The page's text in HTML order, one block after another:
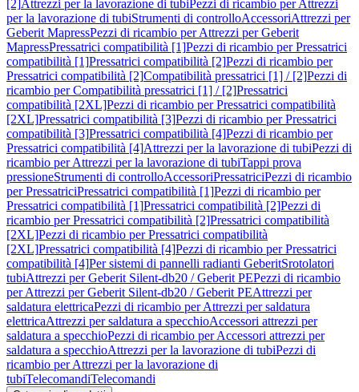
[2]Attrezzi per la lavorazione di tubiPezzi di ricambio per Attrezzi
per la lavorazione di tubiStrumenti di controlloAccessoriAttrezzi per
Geberit MapressPezzi di ricambio per Attrezzi per Geberit
MapressPressatrici compatibilità [1]Pezzi di ricambio per Pressatrici
compatibilità [1]Pressatrici compatibilità [2]Pezzi di ricambio per
Pressatrici compatibilità [2]Compatibilità pressatrici [1] / [2]Pezzi di
ricambio per Compatibilità pressatrici [1] / [2]Pressatrici
compatibilità [2XL]Pezzi di ricambio per Pressatrici compatibilità
[2XL]Pressatrici compatibilità [3]Pezzi di ricambio per Pressatrici
compatibilità [3]Pressatrici compatibilità [4]Pezzi di ricambio per
Pressatrici compatibilità [4]Attrezzi per la lavorazione di tubiPezzi di
ricambio per Attrezzi per la lavorazione di tubiTappi prova
pressioneStrumenti di controlloAccessoriPressatriciPezzi di ricambio
per PressatriciPressatrici compatibilità [1]Pezzi di ricambio per
Pressatrici compatibilità [1]Pressatrici compatibilità [2]Pezzi di
ricambio per Pressatrici compatibilità [2]Pressatrici compatibilità
[2XL]Pezzi di ricambio per Pressatrici compatibilità
[2XL]Pressatrici compatibilità [4]Pezzi di ricambio per Pressatrici
compatibilità [4]Per sistemi di pannelli radianti GeberitSrotolatori
tubiAttrezzi per Geberit Silent-db20 / Geberit PEPezzi di ricambio
per Attrezzi per Geberit Silent-db20 / Geberit PEAttrezzi per
saldatura elettricaPezzi di ricambio per Attrezzi per saldatura
elettricaAttrezzi per saldatura a specchioAccessori attrezzi per
saldatura a specchioPezzi di ricambio per Accessori attrezzi per
saldatura a specchioAttrezzi per la lavorazione di tubiPezzi di
ricambio per Attrezzi per la lavorazione di
tubiTelecomandiTelecomandi